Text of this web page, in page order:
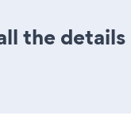
the details